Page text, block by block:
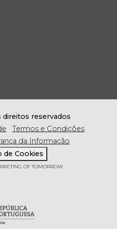
direitos reservados
Termos e Condições
da Informação
de Cookies
OF TOMORROW